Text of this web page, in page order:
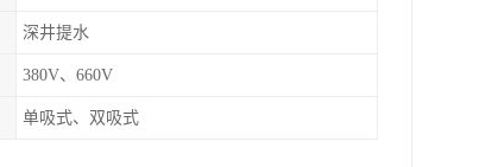
深井提水
380V、660V
单吸式、双吸式